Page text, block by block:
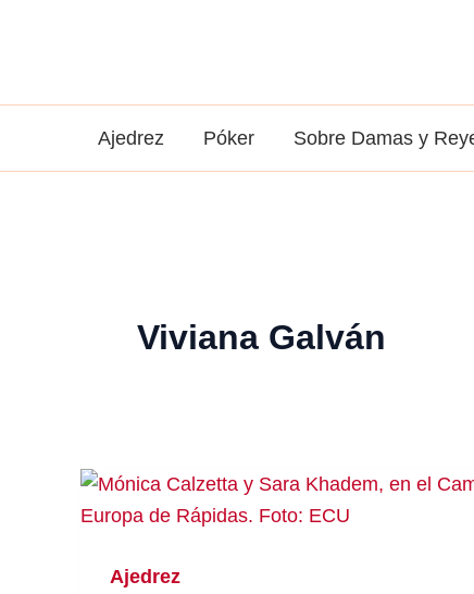
Ajedrez Póker Sobre Damas y
Viviana Galván
Ajedrez